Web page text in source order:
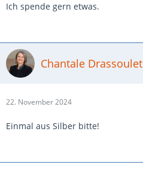
Ich spende gern etwas.
Chantale Drassoulet
22. November 2024
Einmal aus Silber bitte!